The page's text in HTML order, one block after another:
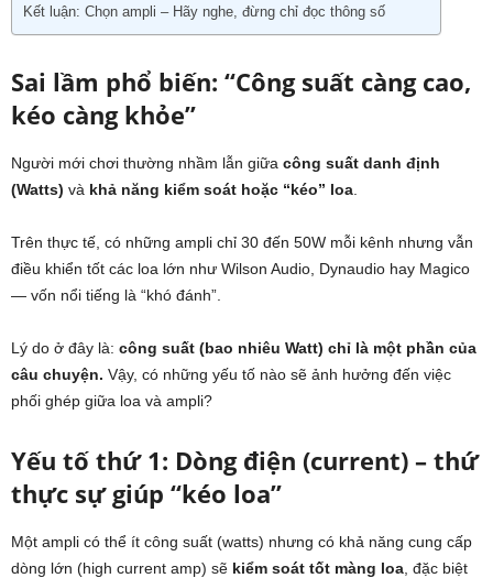
Kết luận: Chọn ampli – Hãy nghe, đừng chỉ đọc thông số
Sai lầm phổ biến: “Công suất càng cao,
kéo càng khỏe”
Người mới chơi thường nhầm lẫn giữa công suất danh định
(Watts) và khả năng kiểm soát hoặc “kéo” loa
Trên thực tế, có những ampli chỉ 30 đến 50W mỗi kênh nhưng vẫn
điều khiển tốt các loa lớn như Wilson Audio, Dynaudio hay Magico
— vốn nổi tiếng là “khó đánh”.
Lý do ở đây là: công suất (bao nhiêu Watt) chỉ là một phần của
câu chuyện. Vậy, có những yếu tố nào sẽ ảnh hưởng đến việc
phối ghép giữa loa và ampli?
Yếu tố thứ 1: Dòng điện (current) – thứ
thực sự giúp “kéo loa”
Một ampli có thể ít công suất (watts) nhưng có khả năng cung cấp
dòng lớn (high current amp) sẽ kiểm soát tốt màng loa , đặc biệt